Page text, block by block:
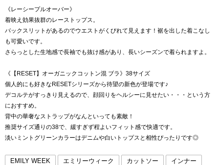
《レーシープルオーバー》
着映え効果抜群のレーストップス。
バックスリットがあるのでウエストがくびれて見えます！裾を出した着こなし
も可愛いです。
さらっとした生地感で長袖でも抜け感があり、長いシーズンで着られますよ。
《【RESET】オーガニックコットン混 ブラ》38サイズ
個人的にも好きなRESETシリーズから待望の新色が登場です♪
デコルテがすっきり見えるので、顔回りをヘルシーに見せたい・・・という方
におすすめ。
背中の華奢なストラップがなんといっても素敵！
推奨サイズ通りの38で、緩すぎず程よいフィット感で快適です。
淡いミントグリーンカラーはデニムや白いトップスと相性ぴったりです◎
EMILY WEEK エミリーウィーク カットソー インナー